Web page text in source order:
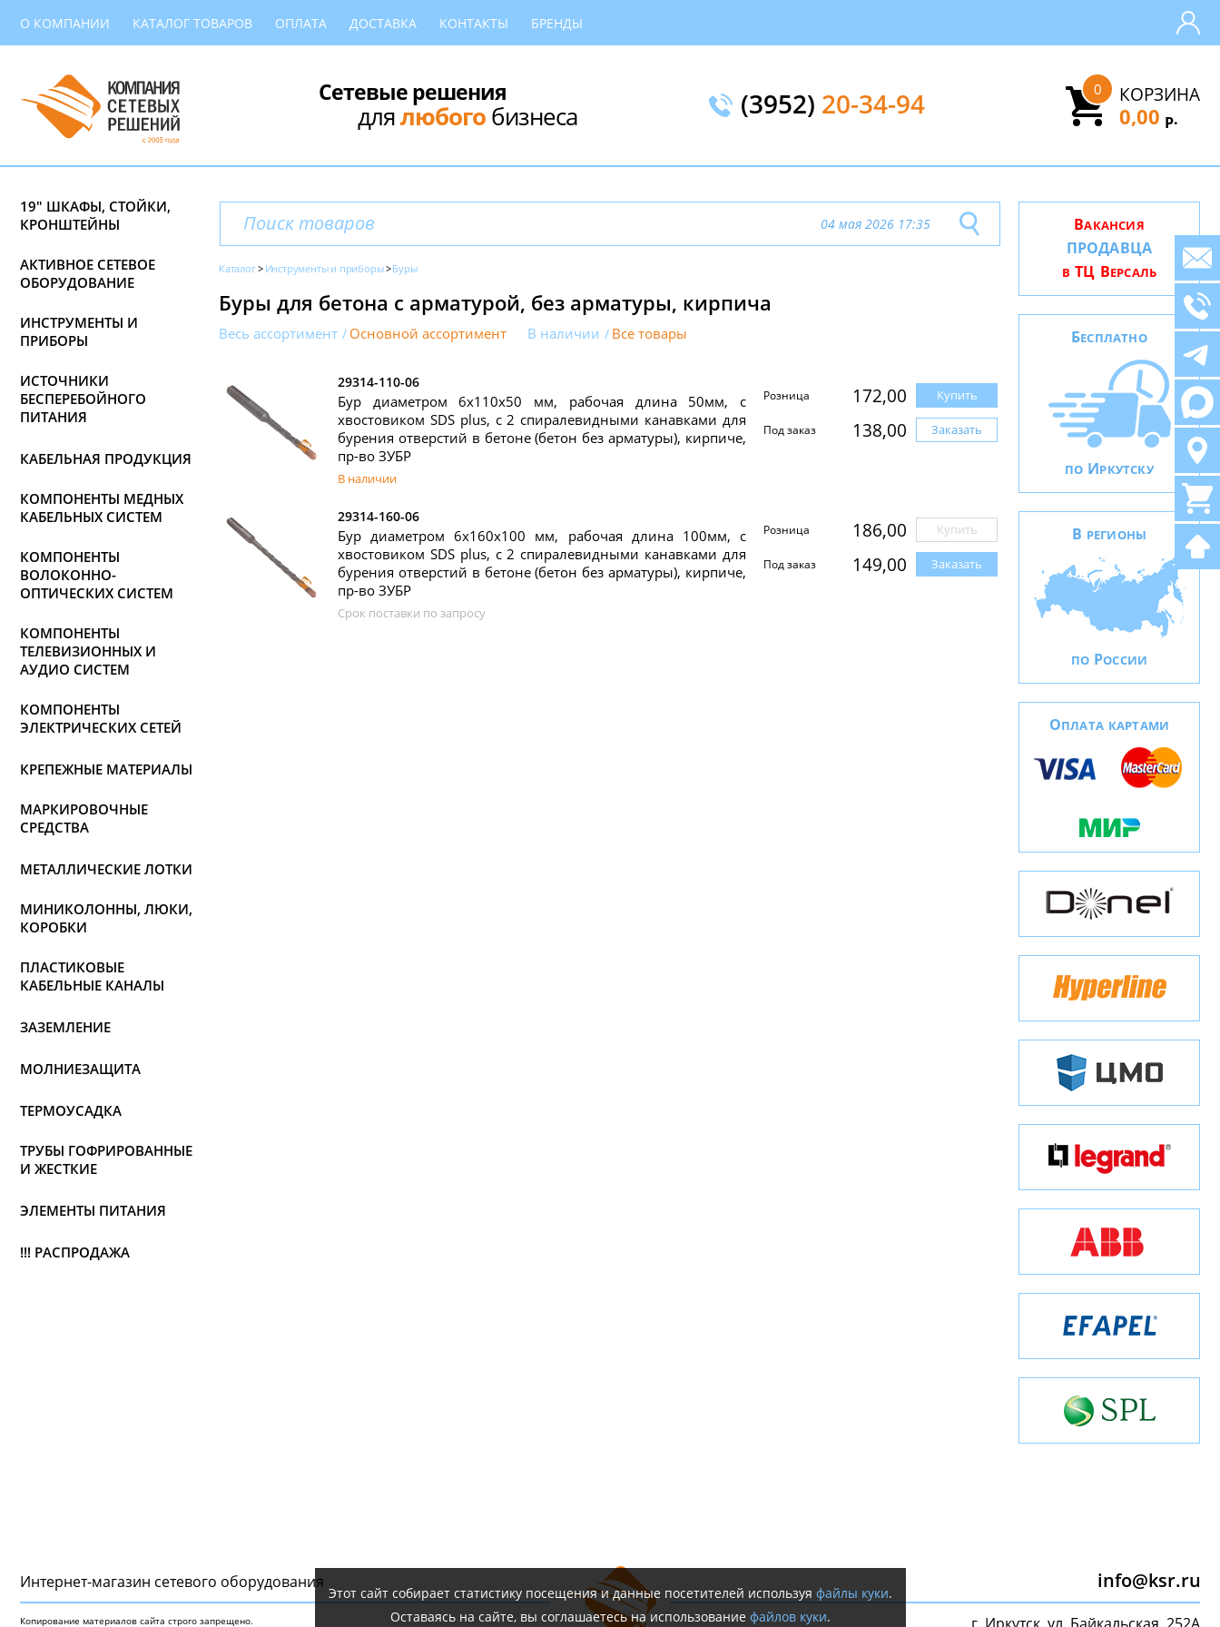
О КОМПАНИИ КАТАЛОГ ТОВАРОВ ОПЛАТА ДОСТАВКА КОНТАКТЫ БРЕНДЫ
Сетевые решения
длялюбогобизнеса (3952) 20-34-94 КОРЗИНА
0
0,00 Р.
19" ШКАФЫ, СТОЙКИ,
КРОНШТЕЙНЫ
АКТИВНОЕ СЕТЕВОЕ
ОБОРУДОВАНИЕ
ИНСТРУМЕНТЫ И
ПРИБОРЫ
ИСТОЧНИКИ
БЕСПЕРЕБОЙНОГО
ПИТАНИЯ
КАБЕЛЬНАЯ ПРОДУКЦИЯ
КОМПОНЕНТЫ МЕДНЫХ
КАБЕЛЬНЫХ СИСТЕМ
КОМПОНЕНТЫ
ВОЛОКОННО-
ОПТИЧЕСКИХ СИСТЕМ
КОМПОНЕНТЫ
ТЕЛЕВИЗИОННЫХ И
АУДИО СИСТЕМ
КОМПОНЕНТЫ
ЭЛЕКТРИЧЕСКИХ СЕТЕЙ
КРЕПЕЖНЫЕ МАТЕРИАЛЫ
МАРКИРОВОЧНЫЕ
СРЕДСТВА
МЕТАЛЛИЧЕСКИЕ ЛОТКИ
МИНИКОЛОННЫ, ЛЮКИ,
КОРОБКИ
ПЛАСТИКОВЫЕ
КАБЕЛЬНЫЕ КАНАЛЫ
ЗАЗЕМЛЕНИЕ
МОЛНИЕЗАЩИТА
ТЕРМОУСАДКА
ТРУБЫ ГОФРИРОВАННЫЕ
И ЖЕСТКИЕ
ЭЛЕМЕНТЫ ПИТАНИЯ
!!! РАСПРОДАЖА
04 мая 2026 17:35
Каталог Инструменты и приборы Буры
Буры для бетона с арматурой, без арматуры, кирпича
Весь ассортимент Основной ассортимент В наличии Все товары
29314-110-06
Бур диаметром 6х110х50 мм, рабочая длина 50мм, с
хвостовиком SDS plus, с 2 спиралевидными канавками для
бурения отверстий в бетоне (бетон без арматуры), кирпиче,
пр-во ЗУБР
В наличии
Розница 172,00 Купить
Под заказ 138,00 Заказать
29314-160-06
Бур диаметром 6х160х100 мм, рабочая длина 100мм, с
хвостовиком SDS plus, с 2 спиралевидными канавками для
бурения отверстий в бетоне (бетон без арматуры), кирпиче,
пр-во ЗУБР
Срок поставки по запросу
Розница 186,00 Купить
Под заказ 149,00 Заказать
ВАКАНСИЯ
ПРОДАВЦА
В ТЦ ВЕРСАЛЬ
БЕСПЛАТНО
ПО ИРКУТСКУ
В РЕГИОНЫ
ПО РОССИИ
ОПЛАТА КАРТАМИ
Интернет-магазин сетeвого оборудования
Копирование материалов сайта строго запрещено.
info@ksr.ru
Этот сайт собирает статистику посещения и данные посетителей используя файлы куки.
Оставаясь на сайте, вы соглашаетесь на использование файлов куки.